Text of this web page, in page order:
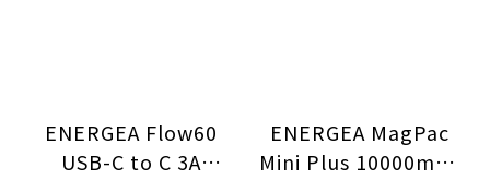
ENERGEA Flow60
USB-C to C 3A
ENERGEA MagPac
Mini Plus 10000mAh